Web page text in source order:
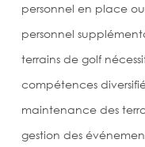
personnel en place
personnel
terrains de golf
compétences
maintenance des
gestion des